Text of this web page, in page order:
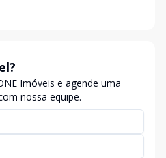
Imóveis e agende uma
nossa equipe.